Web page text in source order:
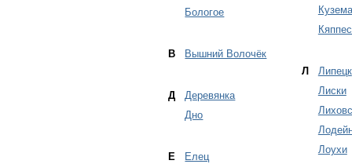
Бологое
В Вышний Волочёк
Д
Деревянка
Дно
Е
Елец
Кузема
Л
Липецк
Лиски
Лоухи